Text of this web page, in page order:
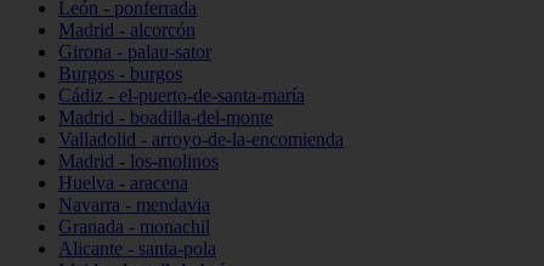
León - ponferrada
Madrid - alcorcón
Girona - palau-sator
Burgos - burgos
Cádiz - el-puerto-de-santa-maría
Madrid - boadilla-del-monte
Valladolid - arroyo-de-la-encomienda
Madrid - los-molinos
Huelva - aracena
Navarra - mendavia
Granada - monachil
Alicante - santa-pola